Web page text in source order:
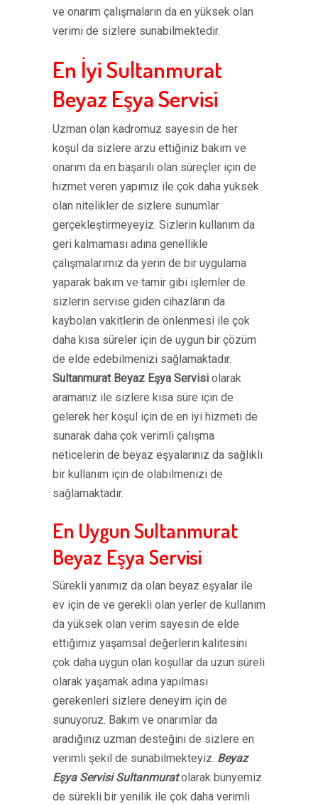
ve onarım çalışmaların da en yüksek olan
verimi de sizlere sunabilmektedir.
En İyi Sultanmurat
Beyaz Eşya Servisi
Uzman olan kadromuz sayesin de her
koşul da sizlere arzu ettiğiniz bakım ve
onarım da en başarılı olan süreçler için de
hizmet veren yapımız ile çok daha yüksek
olan nitelikler de sizlere sunumlar
gerçekleştirmeyeyiz. Sizlerin kullanım da
geri kalmaması adına genellikle
çalışmalarımız da yerin de bir uygulama
yaparak bakım ve tamir gibi işlemler de
sizlerin servise giden cihazların da
kaybolan vakitlerin de önlenmesi ile çok
daha kısa süreler için de uygun bir çözüm
de elde edebilmenizi sağlamaktadır.
Sultanmurat Beyaz Eşya Servisi olarak
aramanız ile sizlere kısa süre için de
gelerek her koşul için de en iyi hizmeti de
sunarak daha çok verimli çalışma
neticelerin de beyaz eşyalarınız da sağlıklı
bir kullanım için de olabilmenizi de
sağlamaktadır.
En Uygun Sultanmurat
Beyaz Eşya Servisi
Sürekli yanımız da olan beyaz eşyalar ile
ev için de ve gerekli olan yerler de kullanım
da yüksek olan verim sayesin de elde
ettiğimiz yaşamsal değerlerin kalitesini
çok daha uygun olan koşullar da uzun süreli
olarak yaşamak adına yapılması
gerekenleri sizlere deneyim için de
sunuyoruz. Bakım ve onarımlar da
aradığınız uzman desteğini de sizlere en
verimli şekil de sunabilmekteyiz. Beyaz
Eşya Servisi Sultanmuratolarak bünyemiz
de sürekli bir yenilik ile çok daha verimli